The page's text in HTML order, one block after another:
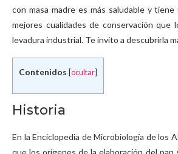
con masa madre es más saludable y
mejores cualidades de conservación que
levadura industrial. Te invito a descubrirla
Contenidos [ocultar]
Historia
En la Enciclopedia de Microbiología de los
que los orígenes de la elaboración del